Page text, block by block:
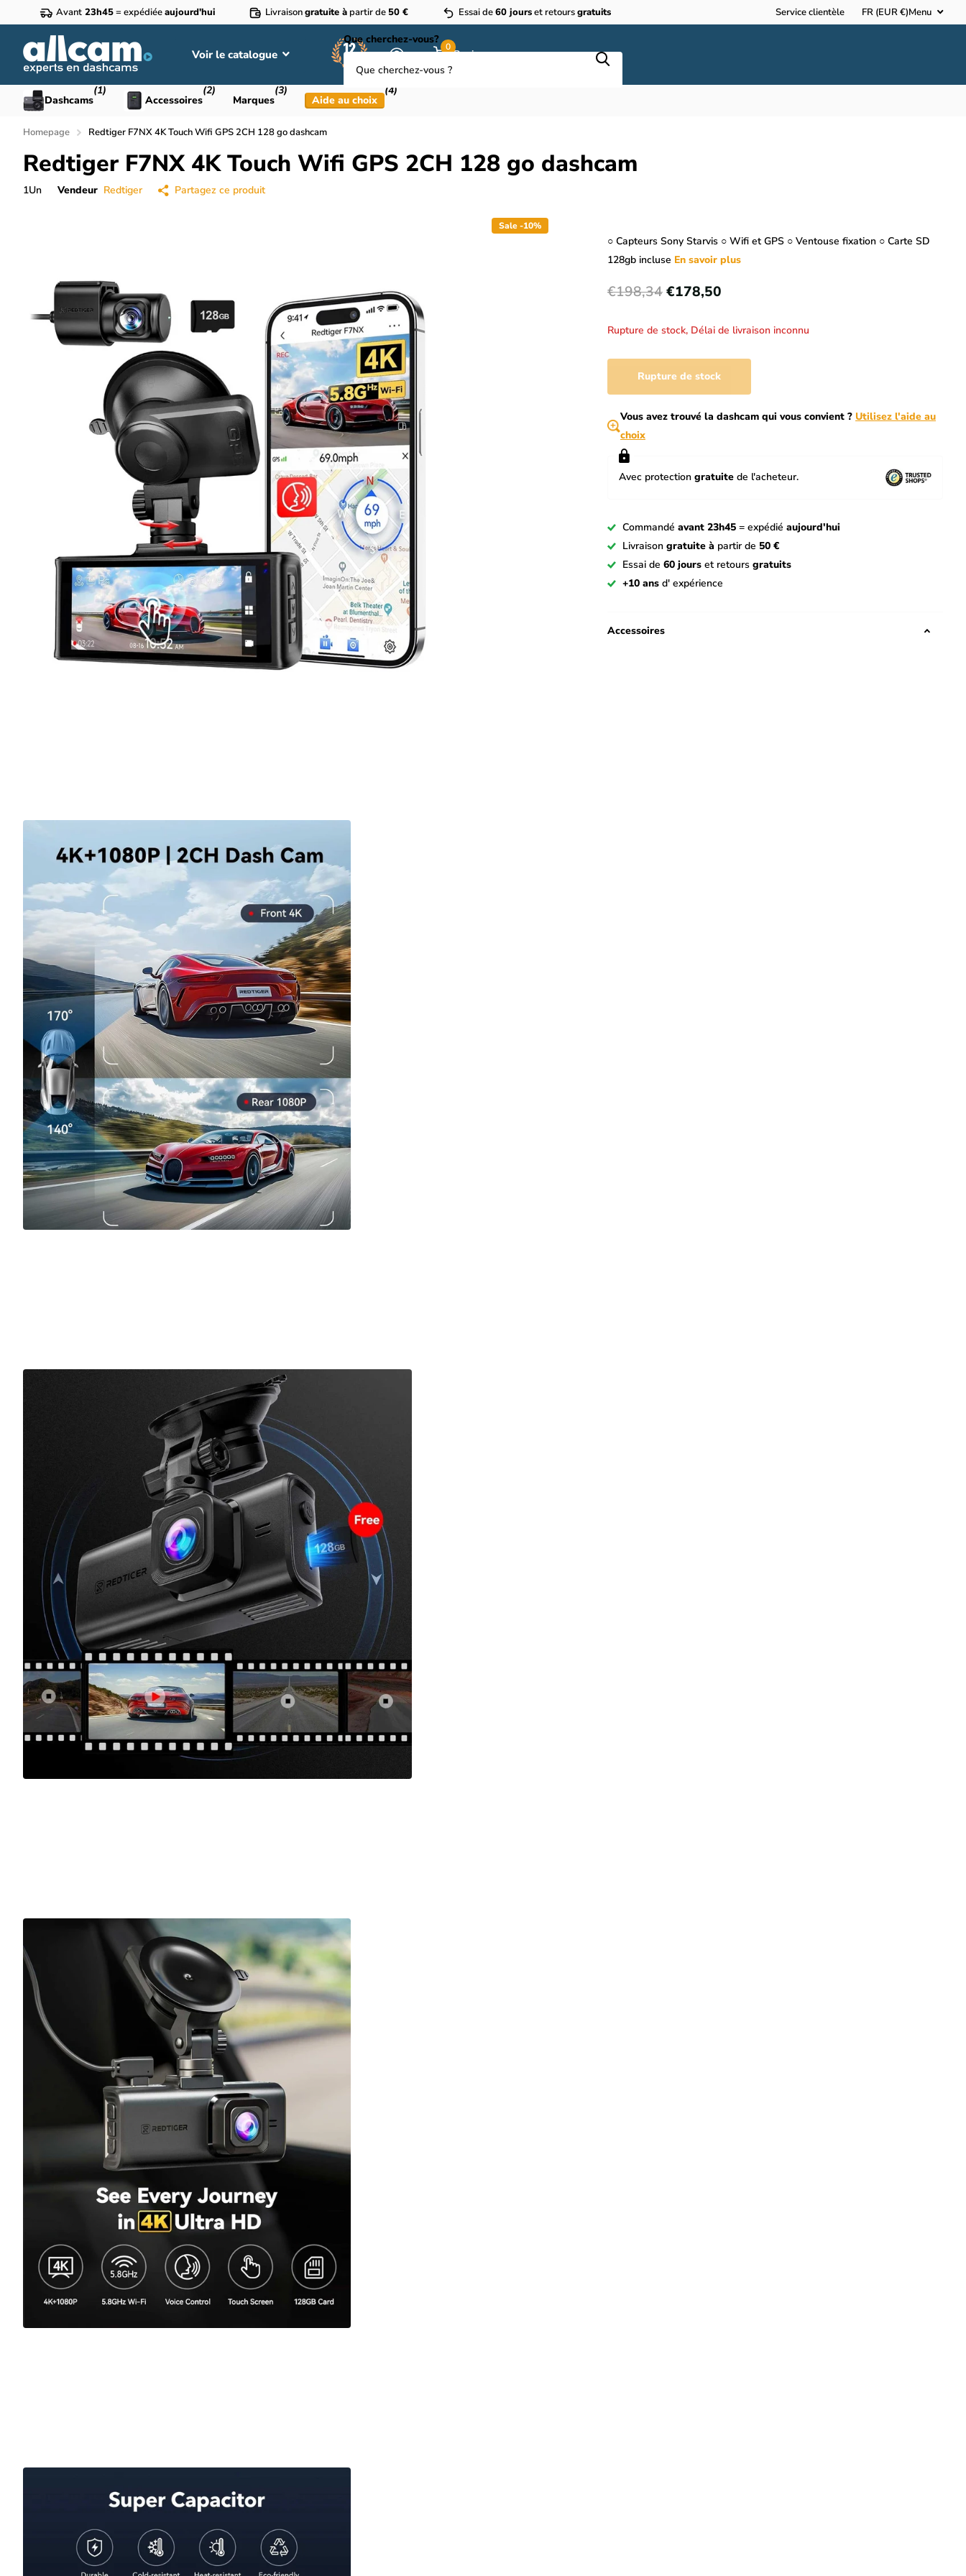
Avant 23h45= expédiéeaujourd'hui Livraisongratuite à partir de 50 € Essai de60 jourset retoursgratuits Service clientèle FR (EUR €)Menu
Voir le catalogue
Que cherchez-vous?
0
Panier
Dashcams
(1)
Accessoires
(2)
Marques
(3)
Aide au choix
(4)
Homepage Redtiger F7NX 4K Touch Wifi GPS 2CH 128 go dashcam
Redtiger F7NX 4K Touch Wifi GPS 2CH 128 go dashcam
1Un Vendeur Redtiger Partagez ce produit
Sale -10%
○ Capteurs Sony Starvis ○ Wifi et GPS ○ Ventouse fixation ○ Carte SD
128gb incluse En savoir plus
€198,34€178,50
Rupture de stock, Délai de livraison inconnu
Rupture de stock
Vous avez trouvé la dashcam qui vous convient ? Utilisez l'aide au
choix
Avec protection gratuite de l'acheteur.
Commandé avant 23h45 = expédié aujourd'hui
Livraison gratuite à partir de 50 €
Essai de 60 jours et retours gratuits
+10 ans d' expérience
Accessoires